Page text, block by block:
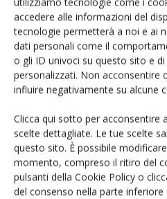
accedere alle informazioni del
tecnologie permetterà a noi e ai
dati personali come il
o gli ID univoci su questo sito e
personalizzati. Non acconsentire
influire negativamente su alcune
Clicca qui sotto per acconsentire
scelte dettagliate. Le tue scelte
questo sito. È possibile
momento, compreso il ritiro del
pulsanti della Cookie Policy o
del consenso nella parte inferiore
E-magazine
Tecniche, prodotti e servizi
Catalogo